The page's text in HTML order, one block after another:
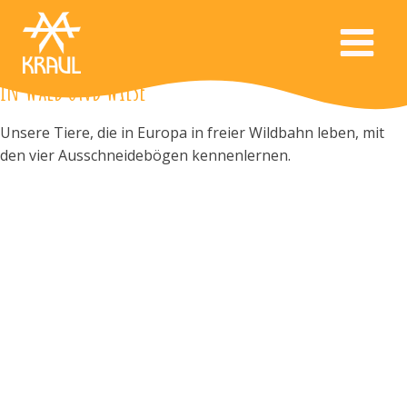
In Wald und Wiese
Unsere Tiere, die in Europa in freier Wildbahn leben, mit
den vier Ausschneidebögen kennenlernen.